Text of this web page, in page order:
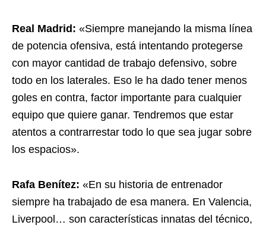
Real Madrid: «Siempre manejando la misma línea
de potencia ofensiva, está intentando protegerse
con mayor cantidad de trabajo defensivo, sobre
todo en los laterales. Eso le ha dado tener menos
goles en contra, factor importante para cualquier
equipo que quiere ganar. Tendremos que estar
atentos a contrarrestar todo lo que sea jugar sobre
los espacios».
Rafa Benítez: «En su historia de entrenador
siempre ha trabajado de esa manera. En Valencia,
Liverpool… son características innatas del técnico,